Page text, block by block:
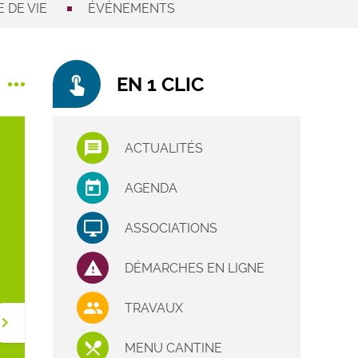
DE VIE ÉVÉNEMENTS
keyboard_arrow_right
touch_app EN 1 CLIC
ACTUALITÉS
AGENDA
ASSOCIATIONS
DÉMARCHES EN LIGNE
TRAVAUX
MENU CANTINE